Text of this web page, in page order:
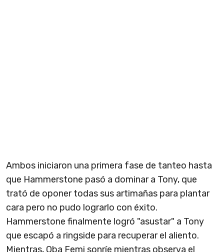
Ambos iniciaron una primera fase de tanteo hasta
que Hammerstone pasó a dominar a Tony, que
trató de oponer todas sus artimañas para plantar
cara pero no pudo lograrlo con éxito.
Hammerstone finalmente logró "asustar" a Tony
que escapó a ringside para recuperar el aliento.
Mientras, Oba Femi sonríe mientras observa el